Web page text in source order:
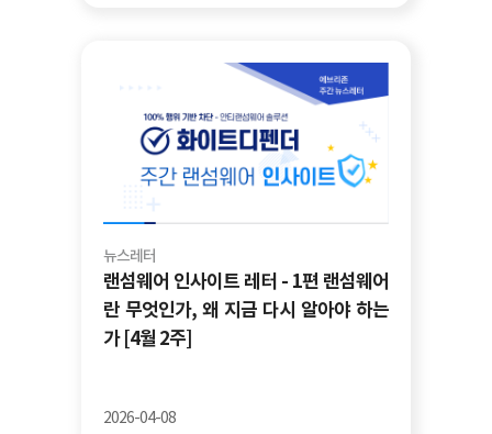
뉴스레터
랜섬웨어 인사이트 레터 - 1편 랜섬웨어
란 무엇인가, 왜 지금 다시 알아야 하는
가 [4월 2주]
2026-04-08